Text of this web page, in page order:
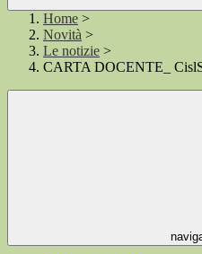
Home >
Novità >
Le notizie >
CARTA DOCENTE_